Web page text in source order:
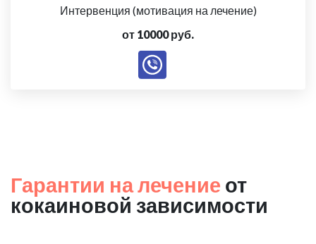
Интервенция (мотивация на лечение)
от 10000 руб.
Гарантии на лечение от
кокаиновой зависимости